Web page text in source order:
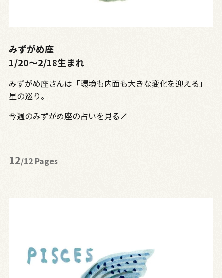
みずがめ座
1/20〜2/18生まれ
みずがめ座さんは「環境も内面も大きな変化を迎える」
星の巡り。
今週のみずがめ座の占いを見る↗
12/12 Pages